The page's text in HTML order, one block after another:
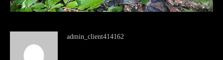
admin_client414162